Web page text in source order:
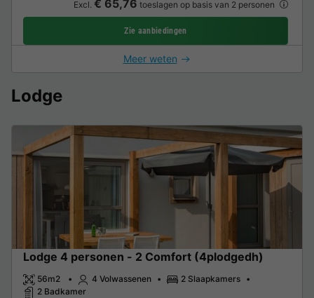
Excl. € 65,76 toeslagen op basis van 2 personen
Zie aanbiedingen
Meer weten
Lodge
Lodge 4 personen - 2 Comfort (4plodgedh)
56m2 4 Volwassenen
2 Slaapkamers
2 Badkamer